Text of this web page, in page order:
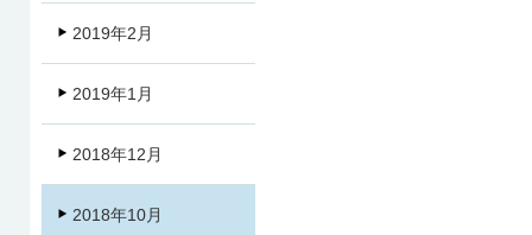
2019年2月
2019年1月
2018年12月
2018年10月